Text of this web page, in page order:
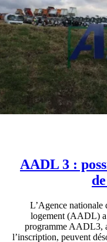
Nombre de mots : 0
(ouvre un nouvel
Visibilité : Publique
suite Modifier Modifier la
Image mise en avant